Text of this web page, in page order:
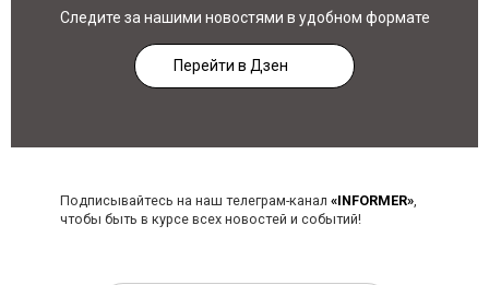
Следите за нашими новостями в удобном формате
Перейти в Дзен
Подписывайтесь на наш телеграм-канал «INFORMER»,
чтобы быть в курсе всех новостей и событий!